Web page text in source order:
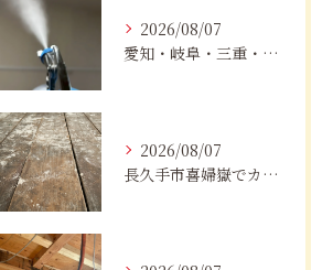
2026/08/07
愛知・岐阜・三重・静岡でカビアレルギーにお悩みの方へ｜MIST工法®による安全なカビ対策と健康な住まいづくり
2026/08/07
長久手市喜婦嶽でカビに悩んだら｜住宅の湿気対策とプロによる解決方法